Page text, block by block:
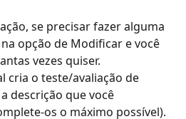
se precisar fazer alguma
opção de Modificar e você
vezes quiser.
cria o teste/avaliação de
descrição que você
os o máximo possível).